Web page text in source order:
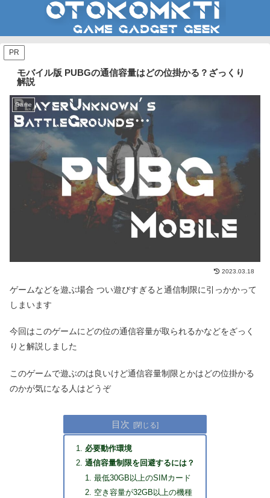
PR
モバイル版 PUBGの通信容量はどの位掛かる？ざっくり
解説
Game
2023.03.18
ゲームなどを遊ぶ場合 つい遊びすぎると通信制限に引っかかって
しまいます
今回はこのゲームにどの位の通信容量が取られるかなどをざっく
りと解説しました
このゲームで遊ぶのは良いけど通信容量制限とかはどの位掛かる
のかが気になる人はどうぞ
目次
必要動作環境
通信容量制限を回避するには？
最低30GB以上のSIMカード
空き容量が32GB以上の機種